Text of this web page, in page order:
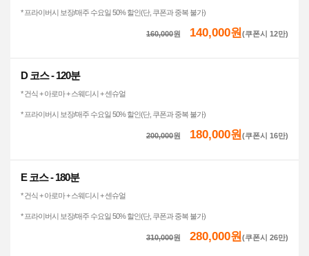
* 프라이버시 보장/매주 수요일 50% 할인(단, 쿠폰과 중복 불가)
160,000원 140,000원(쿠폰시 12만)
D 코스 - 120분
* 건식 + 아로마 + 스웨디시 + 센슈얼
* 프라이버시 보장/매주 수요일 50% 할인(단, 쿠폰과 중복 불가)
200,000원 180,000원(쿠폰시 16만)
E 코스 - 180분
* 건식 + 아로마 + 스웨디시 + 센슈얼
* 프라이버시 보장/매주 수요일 50% 할인(단, 쿠폰과 중복 불가)
310,000원 280,000원(쿠폰시 26만)